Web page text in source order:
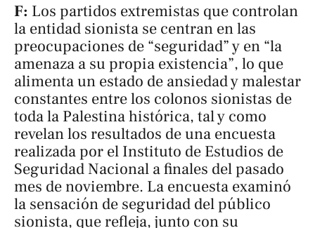
F: Los partidos extremistas que controlan
la entidad sionista se centran en las
preocupaciones de “seguridad” y en “la
amenaza a su propia existencia”, lo que
alimenta un estado de ansiedad y malestar
constantes entre los colonos sionistas de
toda la Palestina histórica, tal y como
revelan los resultados de una encuesta
realizada por el Instituto de Estudios de
Seguridad Nacional a finales del pasado
mes de noviembre. La encuesta examinó
la sensación de seguridad del público
sionista, que refleja, junto con su